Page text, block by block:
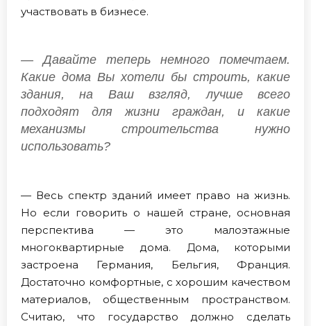
участвовать в бизнесе.
— Давайте теперь немного помечтаем.
Какие дома Вы хотели бы строить, какие
здания, на Ваш взгляд, лучше всего
подходят для жизни граждан, и какие
механизмы строительства нужно
использовать?
— Весь спектр зданий имеет право на жизнь.
Но если говорить о нашей стране, основная
перспектива — это малоэтажные
многоквартирные дома. Дома, которыми
застроена Германия, Бельгия, Франция.
Достаточно комфортные, с хорошим качеством
материалов, общественным пространством.
Считаю, что государство должно сделать